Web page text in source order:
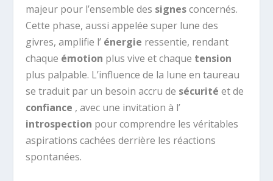
majeur pour l’ensemble des signesconcernés.
Cette phase, aussi appelée super lune des
givres, amplifie l’ énergie ressentie, rendant
chaque émotion plus vive et chaque tension
plus palpable. L’influence de la lune en taureau
se traduit par un besoin accru de sécuritéet de
confiance , avec une invitation à l’
introspection pour comprendre les véritables
aspirations cachées derrière les réactions
spontanées.